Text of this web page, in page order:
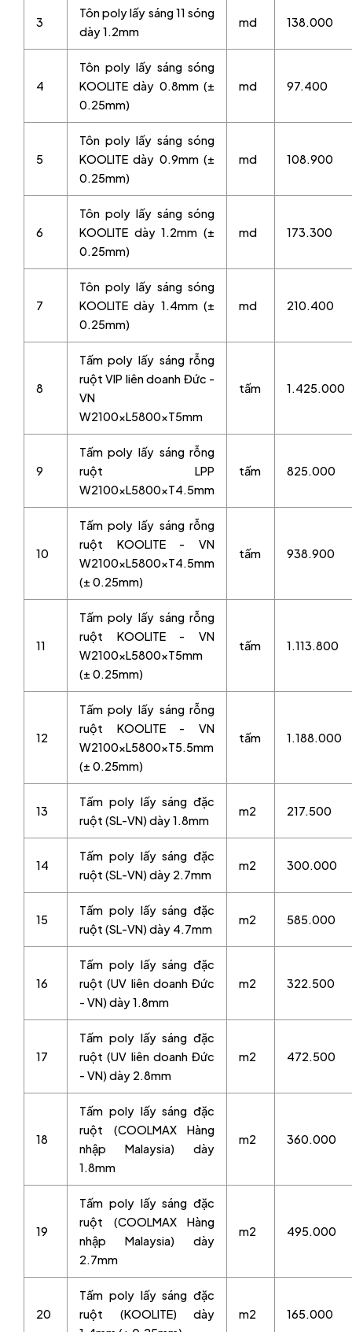
3
Tôn poly lấy sáng 11 sóng
dày 1.2mm
md 138.000
4
Tôn poly lấy sáng sóng
KOOLITE dày 0.8mm (±
0.25mm)
md 97.400
5
Tôn poly lấy sáng sóng
KOOLITE dày 0.9mm (±
0.25mm)
md 108.900
6
Tôn poly lấy sáng sóng
KOOLITE dày 1.2mm (±
0.25mm)
md 173.300
7
Tôn poly lấy sáng sóng
KOOLITE dày 1.4mm (±
0.25mm)
md 210.400
8
Tấm poly lấy sáng rỗng
ruột VIP liên doanh Đức -
VN
W2100xL5800xT5mm
tấm 1.425.000
9
Tấm poly lấy sáng rỗng
ruột LPP
W2100xL5800xT4.5mm
tấm 825.000
10
Tấm poly lấy sáng rỗng
ruột KOOLITE - VN
W2100xL5800xT4.5mm
(± 0.25mm)
tấm 938.900
11
Tấm poly lấy sáng rỗng
ruột KOOLITE - VN
W2100xL5800xT5mm
(± 0.25mm)
tấm 1.113.800
12
Tấm poly lấy sáng rỗng
ruột KOOLITE - VN
W2100xL5800xT5.5mm
(± 0.25mm)
tấm 1.188.000
13
Tấm poly lấy sáng đặc
ruột (SL-VN) dày 1.8mm
m2 217.500
14
Tấm poly lấy sáng đặc
ruột (SL-VN) dày 2.7mm
m2 300.000
15
Tấm poly lấy sáng đặc
ruột (SL-VN) dày 4.7mm
m2 585.000
16
Tấm poly lấy sáng đặc
ruột (UV liên doanh Đức
- VN) dày 1.8mm
m2 322.500
17
Tấm poly lấy sáng đặc
ruột (UV liên doanh Đức
- VN) dày 2.8mm
m2 472.500
18
Tấm poly lấy sáng đặc
ruột (COOLMAX Hàng
nhập Malaysia) dày
1.8mm
m2 360.000
19
Tấm poly lấy sáng đặc
ruột (COOLMAX Hàng
nhập Malaysia) dày
2.7mm
m2 495.000
20
Tấm poly lấy sáng đặc
ruột (KOOLITE) dày
m2 165.000